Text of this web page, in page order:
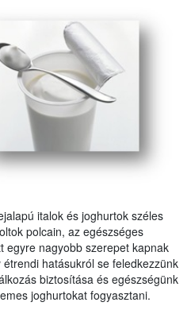
italok és joghurtok széles
polcain, az egészséges
egyre nagyobb szerepet kapnak
hatásukról se feledkezzünk
biztosítása és egészségünk
joghurtokat fogyasztani.